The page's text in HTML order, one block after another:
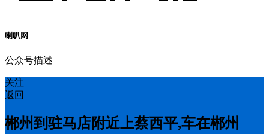
喇叭网
公众号描述
关注
返回
郴州到驻马店附近上蔡西平,车在郴州